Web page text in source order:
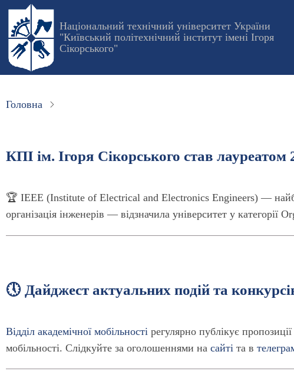
Перейти
основного
вмісту
Національний технічний університет України
"Київський політехнічний інститут імені Ігоря
Сікорського"
Головна
КПІ ім. Ігоря Сікорського став
🏆 IEEE (Institute of Electrical and Electronics Engineers) —
організація інженерів — відзначила університет у категорії
🕔 Дайджест актуальних подій та
Відділ академічної мобільності регулярно публікує
мобільності. Слідкуйте за оголошеннями на сайті та в